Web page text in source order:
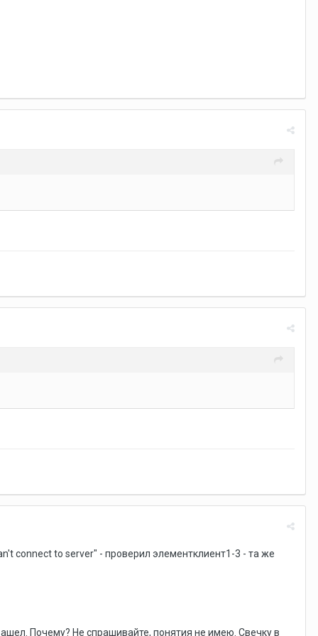
connect to server" - проверил элементклиент1-3 - та же
Почему? Не спрашивайте, понятия не имею. Свечку в